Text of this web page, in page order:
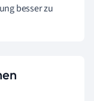
besser zu